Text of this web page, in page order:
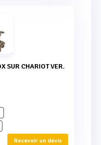
Recevoir un devis